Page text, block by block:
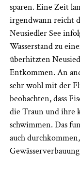
sparen. Eine Zeit
irgendwann reicht
Neusiedler See
Wasserstand zu
überhitzten
Entkommen. An
sehr wohl mit der
beobachten, dass
die Traun und ihre
schwimmen. Das
auch